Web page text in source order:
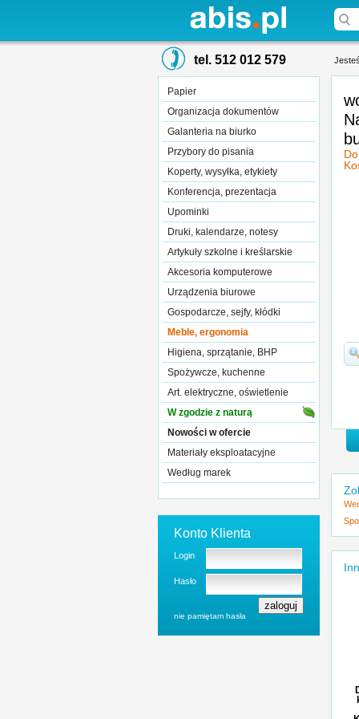
tel. 512 012 579
Papier
Organizacja dokumentów
Galanteria na biurko
Przybory do pisania
Koperty, wysyłka, etykiety
Konferencja, prezentacja
Upominki
Druki, kalendarze, notesy
Artykuły szkolne i kreślarskie
Akcesoria komputerowe
Urządzenia biurowe
Gospodarcze, sejfy, kłódki
Meble, ergonomia
Higiena, sprzątanie, BHP
Spożywcze, kuchenne
Art. elektryczne, oświetlenie
W zgodzie z naturą
Nowości w ofercie
Materiały eksploatacyjne
Według marek
Konto Klienta
Login
Hasło
nie pamiętam hasła